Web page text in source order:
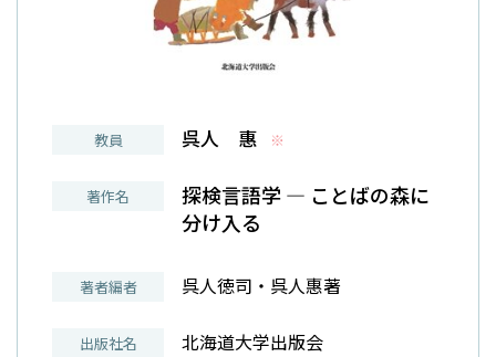
教員 呉人 惠 ※
著作名
探検言語学 ― ことばの森に
分け入る
著者編者 呉人徳司・呉人惠著
出版社名 北海道大学出版会